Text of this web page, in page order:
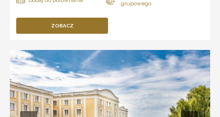
ZOBACZ